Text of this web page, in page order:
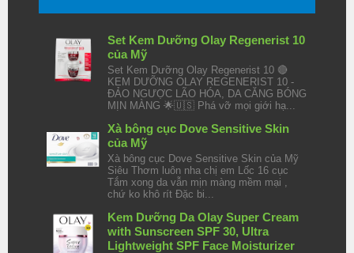
Set Kem Dưỡng Olay Regenerist 10
của Mỹ
Set Kem Dưỡng Olay Regenerist 10 🔴
KEM DƯỠNG OLAY REGENERIST 10 -
ĐẢO NGƯỢC LÃO HÓA, DA CĂNG BÓNG
MỊN MÀNG 🌟🇺🇸 Phá vỡ mọi giới hạ...
Xà bông cục Dove Sensitive Skin
của Mỹ
Xà bông cục Dove Sensitive Skin của Mỹ
Siêu Thơm luôn nha chị em Lốc 16 cục
Tắm xong da vẫn mịn màng mềm mại ,
chứ ko khô rít Đặc bi...
Kem Dưỡng Da Olay Super Cream
with Sunscreen SPF 30, Ultra
Lightweight SPF Face Moisturizer